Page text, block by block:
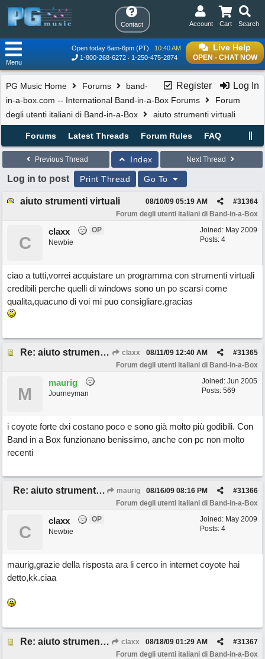
Contact Search
Cart
Account
Live Help
OPEN - CHAT NOW
Open today 6am-6pm (PT)
10:40 AM
1-800-268-6272
1-250-475-2874
Menu
Register Log In
PG Music Home Forums
band-
in-a-box.com -- International Band-in-a-Box Forums
Forum
degli utenti italiani di Band-in-a-Box
aiuto strumenti virtuali
Forums Latest Threads Forum Rules FAQ
Previous Thread Index Next Thread
Log in to post Print Thread Go To
aiuto strumenti virtuali #31364
08/10/09 05:19 AM
Forum degli utenti italiani di Band-in-a-Box
Joined: May 2009
Posts: 4
C
claxx
OP
Newbie
ciao a tutti,vorrei acquistare un programma con strumenti virtuali
credibili perche quelli di windows sono un po scarsi come
qualita,quacuno di voi mi puo consigliare.gracias
Re: aiuto strumenti virtuali claxx #31365
08/11/09 12:40 AM
Forum degli utenti italiani di Band-in-a-Box
Joined: Jun 2005
Posts: 569
M
maurig
Journeyman
i coyote forte dxi costano poco e sono già molto più godibili. Con
Band in a Box funzionano benissimo, anche con pc non molto
recenti
Re: aiuto strumenti virtuali maurig #31366
08/16/09 08:16 PM
Forum degli utenti italiani di Band-in-a-Box
Joined: May 2009
Posts: 4
C
claxx
OP
Newbie
maurig,grazie della risposta ara li cerco in internet coyote hai
detto,kk.ciaa
Re: aiuto strumenti virtuali claxx #31367
08/18/09 01:29 AM
Forum degli utenti italiani di Band-in-a-Box